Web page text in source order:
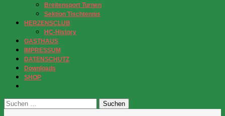
Breitensport Turnen
Sektion Tischtennis
HERZENSCLUB
HC-History
GASTHAUS
IMPRESSUM
DATENSCHUTZ
Downloads
SHOP
Suchen
nach: